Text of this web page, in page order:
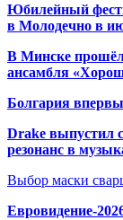
Юбилейный
в Молодечно в
В Минске прошёл
ансамбля
Болгария
Drake выпустил
резонанс в
Выбор маски
Евровидение-